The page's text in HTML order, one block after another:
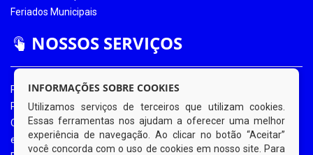
Feriados Municipais
NOSSOS SERVIÇOS
Portal da Transparência
Portal da Transparência COVID-19
Ouvidoria Eletrônica
e-SIC
INFORMAÇÕES SOBRE COOKIES
Utilizamos serviços de terceiros que utilizam cookies.
Essas ferramentas nos ajudam a oferecer uma melhor
experiência de navegação. Ao clicar no botão “Aceitar”
você concorda com o uso de cookies em nosso site. Para